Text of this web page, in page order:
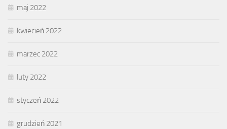
maj 2022
kwiecień 2022
marzec 2022
luty 2022
styczeń 2022
grudzień 2021